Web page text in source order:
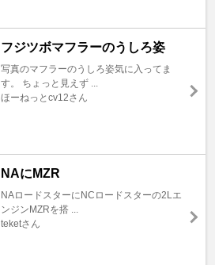
フジツボマフラーのうしろ姿
写真のマフラーのうしろ姿気に入ってま
す。 ちょっと見えず ...
ほーねっとcv12さん
NAにMZR
NAロードスターにNCロードスターの2Lエ
ンジンMZRを搭 ...
teketさん